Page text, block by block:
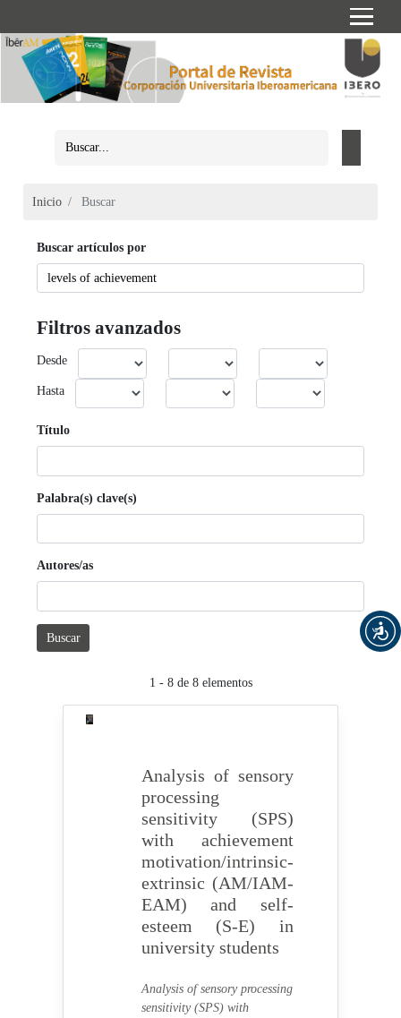
Inicio Buscar
Buscar artículos por
Filtros avanzados
Desde
Hasta
Título
Palabra(s) clave(s)
Autores/as
Buscar
1 - 8 de 8 elementos
Analysis of sensory
processing
sensitivity (SPS)
with achievement
motivation/intrinsic-
extrinsic (AM/IAM-
EAM) and self-
esteem (S-E) in
university students
Analysis of sensory processing
sensitivity (SPS) with